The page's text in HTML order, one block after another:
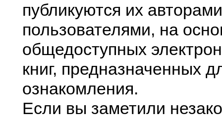
публикуются их
пользователями, на
общедоступных
книг, предназначенных
ознакомления.
Если вы заметили